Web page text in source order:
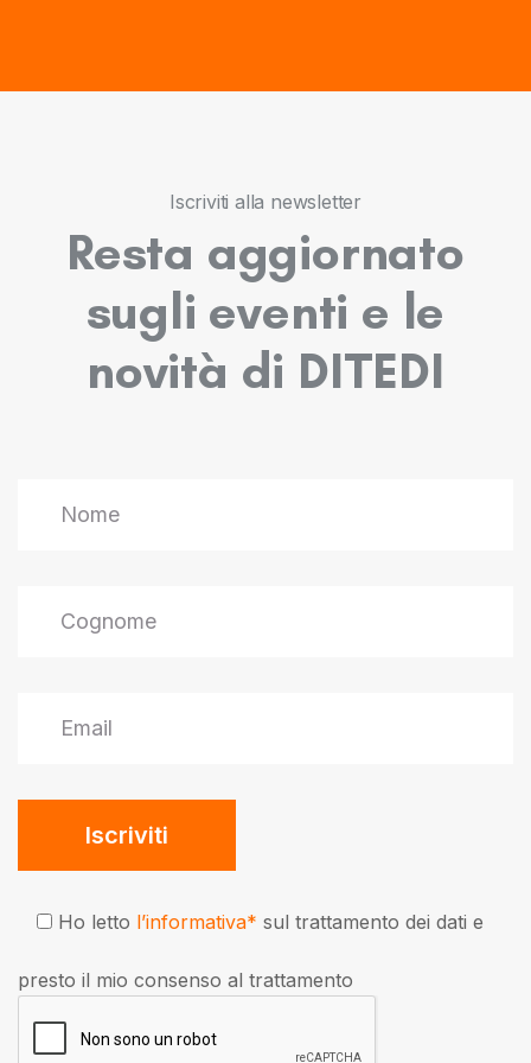
Iscriviti alla newsletter
Resta aggiornato
sugli eventi e le
novità di DITEDI
Ho letto l’informativa* sul trattamento dei dati e
presto il mio consenso al trattamento